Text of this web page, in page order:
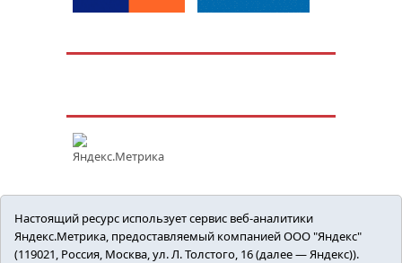
Настоящий ресурс использует сервис веб-аналитики
Яндекс.Метрика, предоставляемый компанией ООО "Яндекс"
(119021, Россия, Москва, ул. Л. Толстого, 16 (далее — Яндекс)).